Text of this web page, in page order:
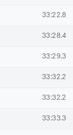
33:22.8
33:28.4
33:29.3
33:32.2
33:32.2
33:33.3